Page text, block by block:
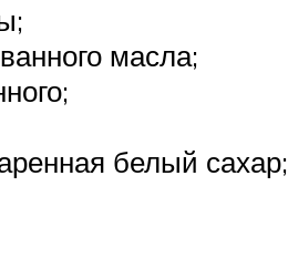
масла;
белый сахар;